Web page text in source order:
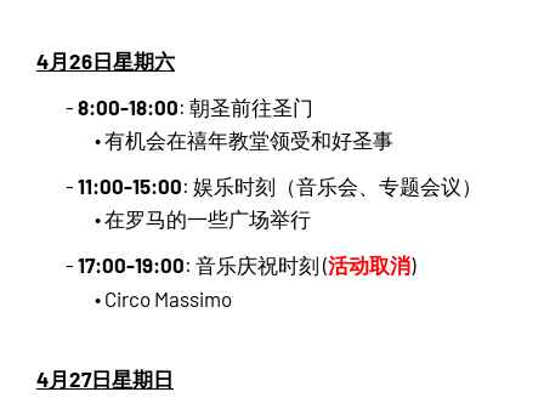
4月26日星期六
-8:00-18:00: 朝圣前往圣门
• 有机会在禧年教堂领受和好圣事
-11:00-15:00: 娱乐时刻（音乐会、专题会议）
• 在罗马的一些广场举行
-17:00-19:00: 音乐庆祝时刻 (活动取消)
• Circo Massimo
4月27日星期日